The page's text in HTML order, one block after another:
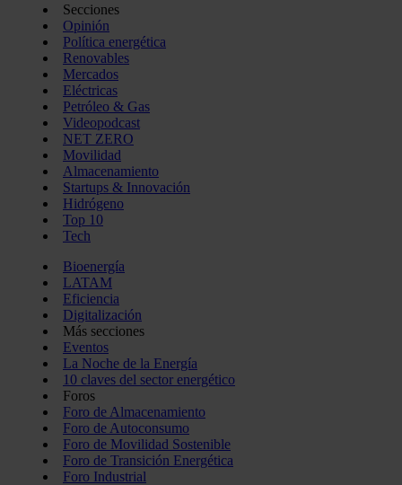
Secciones
Opinión
Política energética
Renovables
Mercados
Eléctricas
Petróleo & Gas
Videopodcast
NET ZERO
Movilidad
Almacenamiento
Startups & Innovación
Hidrógeno
Top 10
Tech
Bioenergía
LATAM
Eficiencia
Digitalización
Más secciones
Eventos
La Noche de la Energía
10 claves del sector energético
Foros
Foro de Almacenamiento
Foro de Autoconsumo
Foro de Movilidad Sostenible
Foro de Transición Energética
Foro Industrial